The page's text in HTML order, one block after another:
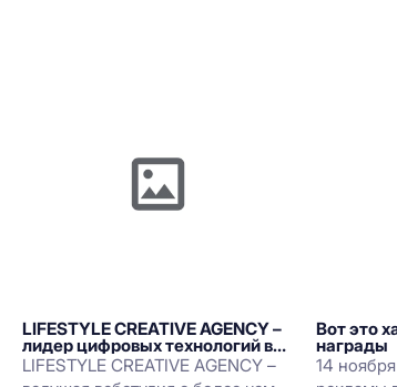
LIFESTYLE CREATIVE AGENCY –
лидер цифровых технологий в
Узбекистане
LIFESTYLE CREATIVE AGENCY –
Вот это
награды
14